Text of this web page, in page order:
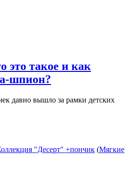
это такое и как
шпион?
давно вышло за рамки детских
"Десерт" +пончик (Мягкие